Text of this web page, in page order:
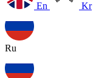
En Kr
Ru